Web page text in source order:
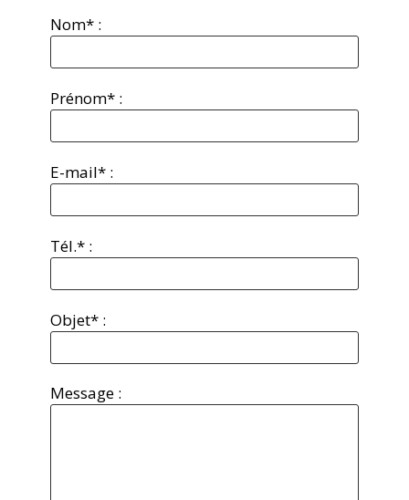
Nom* :
Prénom* :
E-mail* :
Tél.* :
Objet* :
Message :